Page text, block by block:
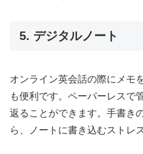
5. デジタルノート
オンライン英会話の際にメモ
も便利です。ペーパーレスで
返ることができます。手書き
ら、ノートに書き込むストレ